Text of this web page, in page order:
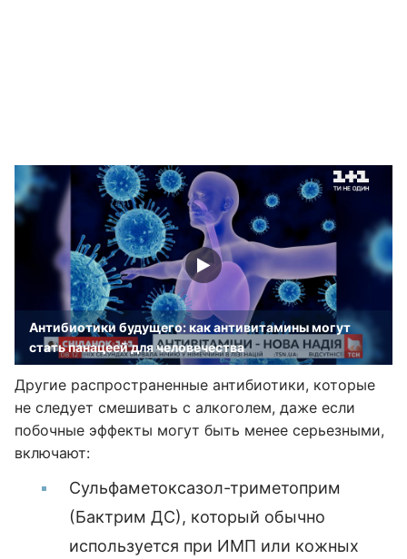
Антибиотики будущего: как антивитамины могут
стать панацеей для человечества
Другие распространенные антибиотики, которые
не следует смешивать с алкоголем, даже если
побочные эффекты могут быть менее серьезными,
включают:
Сульфаметоксазол-триметоприм
(Бактрим ДС), который обычно
используется при ИМП или кожных